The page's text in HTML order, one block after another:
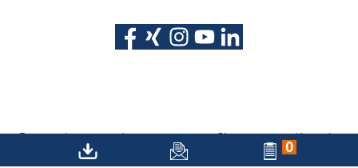
0
Datenschutz Impressum Sitemap
Kontakt
Barrierefreiheitserklärung